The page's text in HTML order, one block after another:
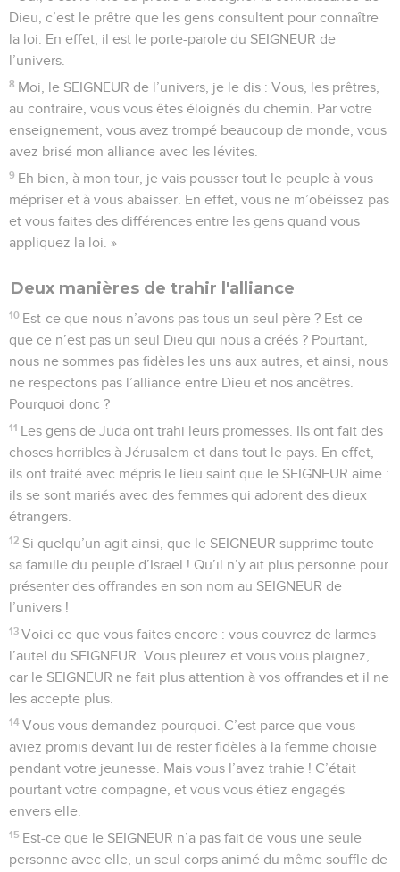
Dieu, c’est le prêtre que les gens consultent pour connaître
la loi. En effet, il est le porte-parole du SEIGNEUR de
l’univers.
8 Moi, le SEIGNEUR de l’univers, je le dis : Vous, les prêtres,
au contraire, vous vous êtes éloignés du chemin. Par votre
enseignement, vous avez trompé beaucoup de monde, vous
avez brisé mon alliance avec les lévites.
9 Eh bien, à mon tour, je vais pousser tout le peuple à vous
mépriser et à vous abaisser. En effet, vous ne m’obéissez pas
et vous faites des différences entre les gens quand vous
appliquez la loi. »
Deux manières de trahir l'alliance
10 Est-ce que nous n’avons pas tous un seul père ? Est-ce
que ce n’est pas un seul Dieu qui nous a créés ? Pourtant,
nous ne sommes pas fidèles les uns aux autres, et ainsi, nous
ne respectons pas l’alliance entre Dieu et nos ancêtres.
Pourquoi donc ?
11 Les gens de Juda ont trahi leurs promesses. Ils ont fait des
choses horribles à Jérusalem et dans tout le pays. En effet,
ils ont traité avec mépris le lieu saint que le SEIGNEUR aime :
ils se sont mariés avec des femmes qui adorent des dieux
étrangers.
12 Si quelqu’un agit ainsi, que le SEIGNEUR supprime toute
sa famille du peuple d’Israël ! Qu’il n’y ait plus personne pour
présenter des offrandes en son nom au SEIGNEUR de
l’univers !
13 Voici ce que vous faites encore : vous couvrez de larmes
l’autel du SEIGNEUR. Vous pleurez et vous vous plaignez,
car le SEIGNEUR ne fait plus attention à vos offrandes et il ne
les accepte plus.
14 Vous vous demandez pourquoi. C’est parce que vous
aviez promis devant lui de rester fidèles à la femme choisie
pendant votre jeunesse. Mais vous l’avez trahie ! C’était
pourtant votre compagne, et vous vous étiez engagés
envers elle.
15 Est-ce que le SEIGNEUR n’a pas fait de vous une seule
personne avec elle, un seul corps animé du même souffle de